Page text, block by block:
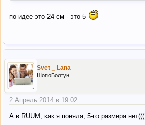
по идее это 24 см - это 5
Svet _ Lana
ШопоБолтун
2 Апрель 2014 в 19:02
А в RUUM, как я поняла, 5-го размера нет(((